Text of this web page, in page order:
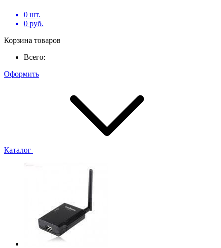
0 шт.
0 руб.
Корзина товаров
Всего:
Оформить
Каталог